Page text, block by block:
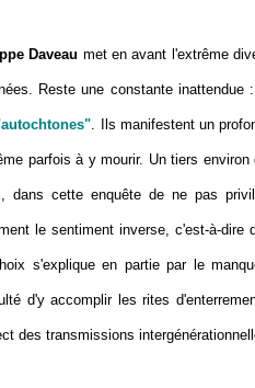
Daveau met en avant l'extrême
Reste une constante
. Ils manifestent un
parfois à y mourir. Un tiers
dans cette enquête de ne pas
le sentiment inverse, c'est-à-dire
s'explique en partie par le
d'y accomplir les rites
des transmissions